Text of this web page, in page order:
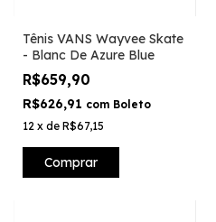
Tênis VANS Wayvee Skate
- Blanc De Azure Blue
R$659,90
R$626,91 com Boleto
12 x de R$67,15
Comprar